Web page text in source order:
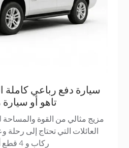
سيارة دفع رباعي كاملة
تاهو أو سيارة
مزيج مثالي من القوة والمساحة
ركاب و 4 قطع أمتعة.